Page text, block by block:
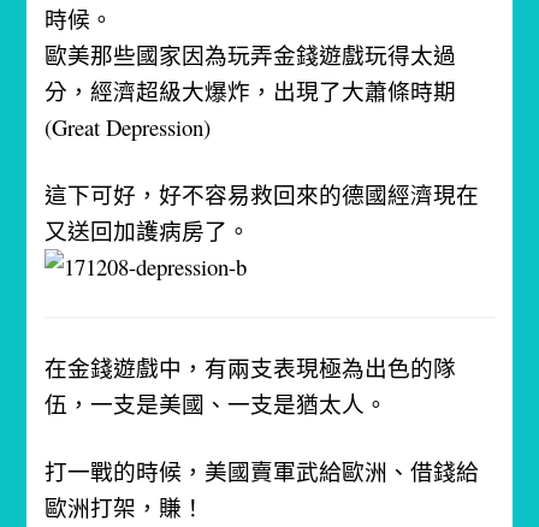
時候。
歐美那些國家因為玩弄金錢遊戲玩得太過
分，經濟超級大爆炸，出現了大蕭條時期
(Great Depression)
這下可好，好不容易救回來的德國經濟現在
又送回加護病房了。
在金錢遊戲中，有兩支表現極為出色的隊
伍，一支是美國、一支是猶太人。
打一戰的時候，美國賣軍武給歐洲、借錢給
歐洲打架，賺！